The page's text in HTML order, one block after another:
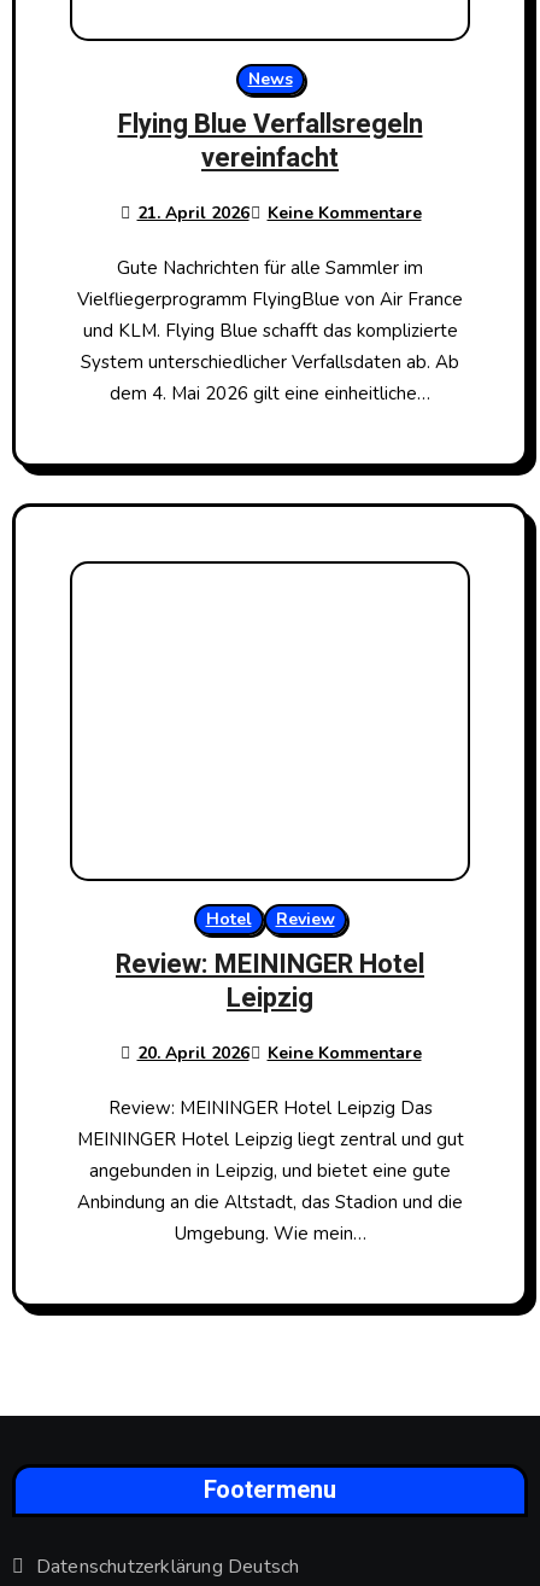
News
Flying Blue Verfallsregeln
vereinfacht
21. April 2026 Keine Kommentare
Gute Nachrichten für alle Sammler im
Vielfliegerprogramm FlyingBlue von Air France
und KLM. Flying Blue schafft das komplizierte
System unterschiedlicher Verfallsdaten ab. Ab
dem 4. Mai 2026 gilt eine einheitliche…
Hotel Review
Review: MEININGER Hotel
Leipzig
20. April 2026 Keine Kommentare
Review: MEININGER Hotel Leipzig Das
MEININGER Hotel Leipzig liegt zentral und gut
angebunden in Leipzig, und bietet eine gute
Anbindung an die Altstadt, das Stadion und die
Umgebung. Wie mein…
Footermenu
Datenschutzerklärung Deutsch